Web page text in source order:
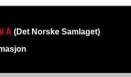
Å (Det Norske Samlaget)